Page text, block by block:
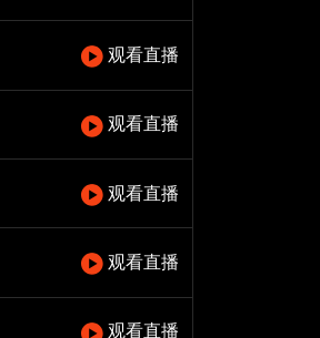
观看直播
观看直播
观看直播
观看直播
观看直播